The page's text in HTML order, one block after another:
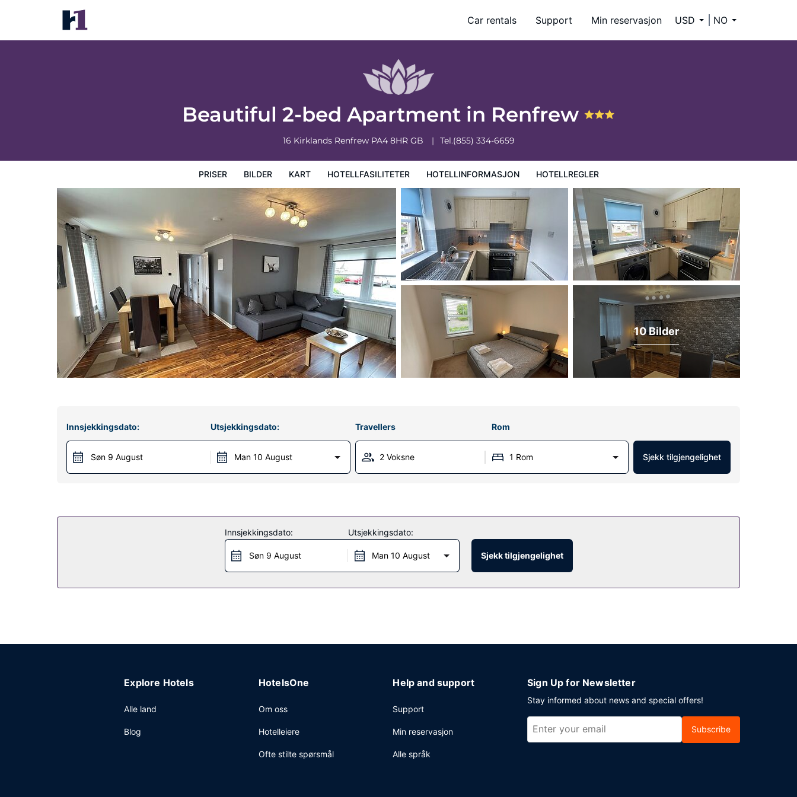
Car rentals Support Min reservasjon USD NO
Beautiful 2-bed Apartment in Renfrew
16 Kirklands Renfrew PA4 8HR GB Tel.(855) 334-6659
PRISER BILDER KART HOTELLFASILITETER HOTELLINFORMASJON HOTELLREGLER
Beautiful 2-bed Apartment in Renfrew
Priser
10 Bilder
Innsjekkingsdato:
Søn 9 August
Utsjekkingsdato:
Man 10 August
Travellers Rom
2 Voksne 1 Rom Sjekk tilgjengelighet
Innsjekkingsdato:
Søn 9 August
Utsjekkingsdato:
Man 10 August Sjekk tilgjengelighet
Explore Hotels
Alle land
Blog
HotelsOne
Om oss
Hotelleiere
Ofte stilte spørsmål
Help and support
Support
Min reservasjon
Alle språk
Sign Up for Newsletter
Stay informed about news and special offers!
Subscribe